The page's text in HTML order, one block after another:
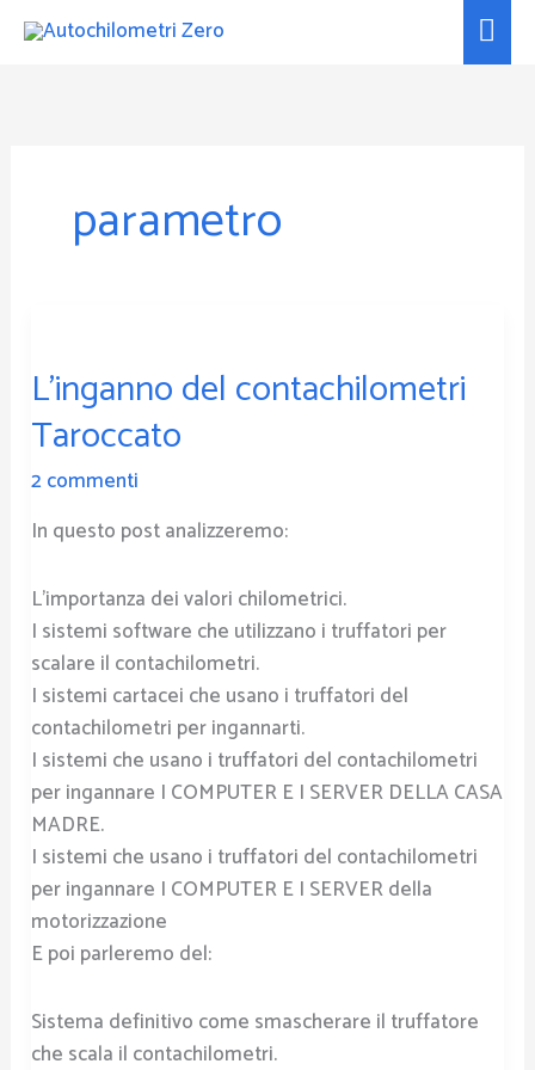
Vai
parametro
L’inganno del contachilometri
Taroccato
2 commenti
In questo post analizzeremo:
L’importanza dei valori chilometrici.
I sistemi software che utilizzano i truffatori per
scalare il contachilometri.
I sistemi cartacei che usano i truffatori del
contachilometri per ingannarti.
I sistemi che usano i truffatori del contachilometri
per ingannare I COMPUTER E I SERVER DELLA CASA
MADRE.
I sistemi che usano i truffatori del contachilometri
per ingannare I COMPUTER E I SERVER della
motorizzazione
E poi parleremo del:
Sistema definitivo come smascherare il truffatore
che scala il contachilometri.
contachilometri
Taroccato